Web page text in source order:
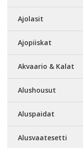
Ajolasit
Ajopiiskat
Akvaario & Kalat
Alushousut
Aluspaidat
Alusvaatesetti